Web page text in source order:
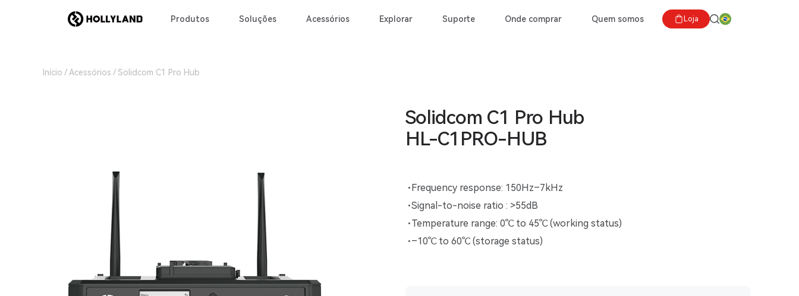
Produtos Soluções Acessórios Explorar Suporte Onde comprar Quem somos Loja
Início Acessórios Solidcom C1 Pro Hub
Solidcom C1 Pro Hub
HL-C1PRO-HUB
Frequency response: 150Hz–7kHz
Signal-to-noise ratio : >55dB
Temperature range: 0℃ to 45℃ (working status)
–10℃ to 60℃ (storage status)